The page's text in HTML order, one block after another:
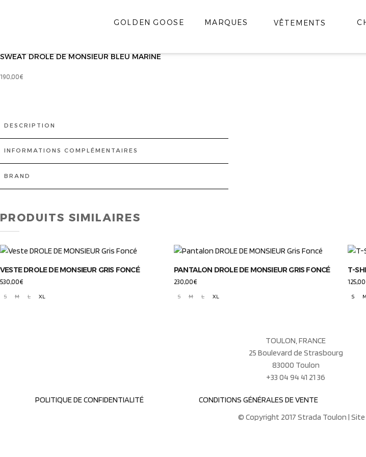
GOLDEN GOOSE MARQUES VÊTEMENTS
SWEAT DROLE DE MONSIEUR BLEU MARINE
190,00€
DESCRIPTION
INFORMATIONS COMPLÉMENTAIRES
BRAND
PRODUITS SIMILAIRES
VESTE DROLE DE MONSIEUR GRIS FONCÉ
530,00€
S
M L XL
PANTALON DROLE DE MONSIEUR GRIS FONCÉ
230,00€
S
M L XL
T-
125,00
S
M
TOULON, FRANCE
25 Boulevard de Strasbourg
83000 Toulon
+33 04 94 41 21 36
POLITIQUE DE CONFIDENTIALITÉ CONDITIONS GÉNÉRALES DE VENTE
© Copyright 2017 Strada Toulon |